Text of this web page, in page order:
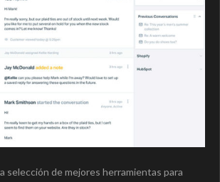
selección de mejores herramientas para